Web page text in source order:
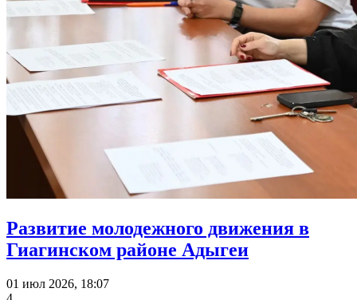
Развитие молодежного движения в
Гиагинском районе Адыгеи
01 июл 2026, 18:07